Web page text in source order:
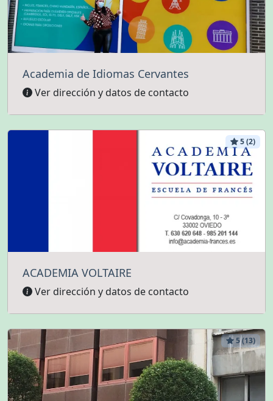
Academia de Idiomas Cervantes
Ver dirección y datos de contacto
5 (2)
ACADEMIA VOLTAIRE
Ver dirección y datos de contacto
5 (13)